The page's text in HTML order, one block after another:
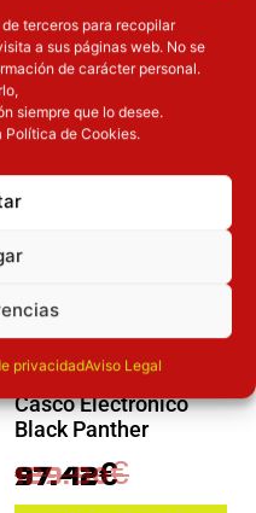
terceros para recopilar
a sus páginas web. No se
de carácter personal.
siempre que lo desee.
Política de Cookies.
privacidadAviso Legal
QUE TE
INTERESAR
Inicie sesión
Novedades
Casco Electronico
Black Panther
129.90€
El precio original era: 129.90€.
97.42€
El precio actual es: 97.42€.